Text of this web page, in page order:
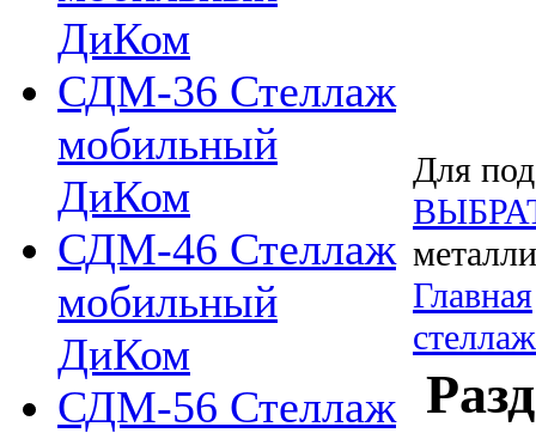
ДиКом
СДМ-36 Стеллаж
мобильный
ДиКом
СДМ-46 Стеллаж
мобильный
ДиКом
СДМ-56 Стеллаж
Для
Главная